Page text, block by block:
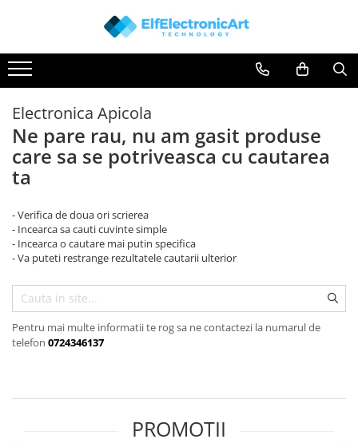
Toate Produsele
Audio
Auto
Instrumente de masura si control
Clesti Ampermetrici
Multimetre Digitale
Surse de alimentare
Termometre
Osciloscoape
Accesorii
Osciloscoape AXIOMET
Electronica Apicola
Ne pare rau, nu am gasit produse
care sa se potriveasca cu cautarea
ta
- Verifica de doua ori scrierea
- Incearca sa cauti cuvinte simple
- Incearca o cautare mai putin specifica
- Va puteti restrange rezultatele cautarii ulterior
Pentru mai multe informatii te rog sa ne contactezi la numarul de
telefon 0724346137
PROMOTII